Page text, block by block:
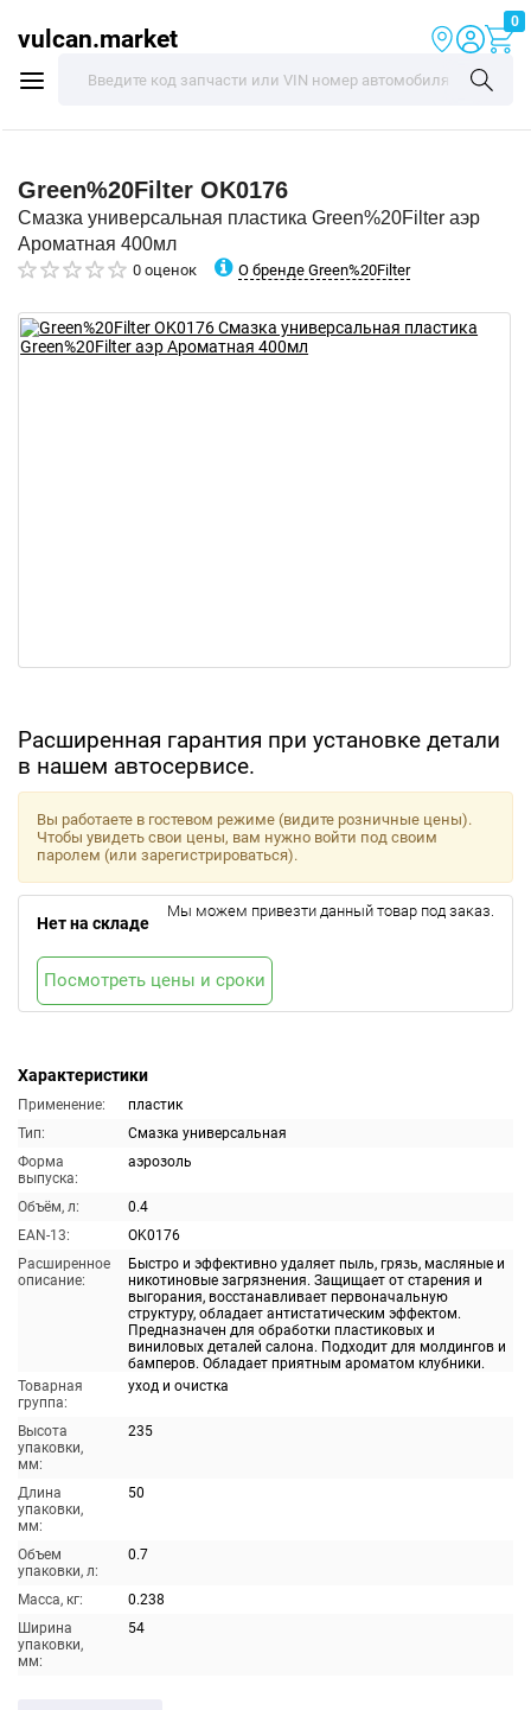
vulcan.market
0
Green%20Filter OK0176
Смазка универсальная пластика Green%20Filter аэр
Ароматная 400мл
0 оценок О бренде Green%20Filter
Расширенная гарантия при установке детали
в нашем автосервисе.
Характеристики
Применение:
пластик
Тип:
Смазка универсальная
Форма
выпуска:
аэрозоль
Объём, л:
0.4
EAN-13:
OK0176
Расширенное
описание:
Быстро и эффективно удаляет пыль, грязь, масляные и
никотиновые загрязнения. Защищает от старения и
выгорания, восстанавливает первоначальную
структуру, обладает антистатическим эффектом.
Предназначен для обработки пластиковых и
виниловых деталей салона. Подходит для молдингов и
бамперов. Обладает приятным ароматом клубники.
Товарная
группа:
уход и очистка
Высота
упаковки,
мм:
235
Длина
упаковки,
мм:
50
Объем
упаковки, л:
0.7
Масса, кг:
0.238
Ширина
упаковки,
мм:
54
Вы работаете в гостевом режиме (видите розничные цены).
Чтобы увидеть свои цены, вам нужно войти под своим
паролем (или зарегистрироваться).
Нет на складе
Мы можем привезти данный товар под заказ.
Посмотреть цены и сроки